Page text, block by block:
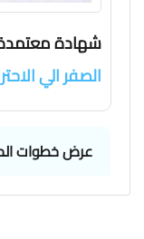
شهادة
الصفر الي
عرض خطوات الحصول